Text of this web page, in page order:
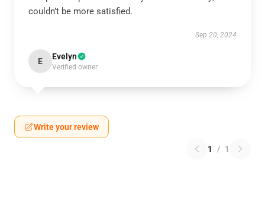
couldn’t be more satisfied.
Sep 20, 2024
E Evelyn
Verified owner
Write your review
1 / 1